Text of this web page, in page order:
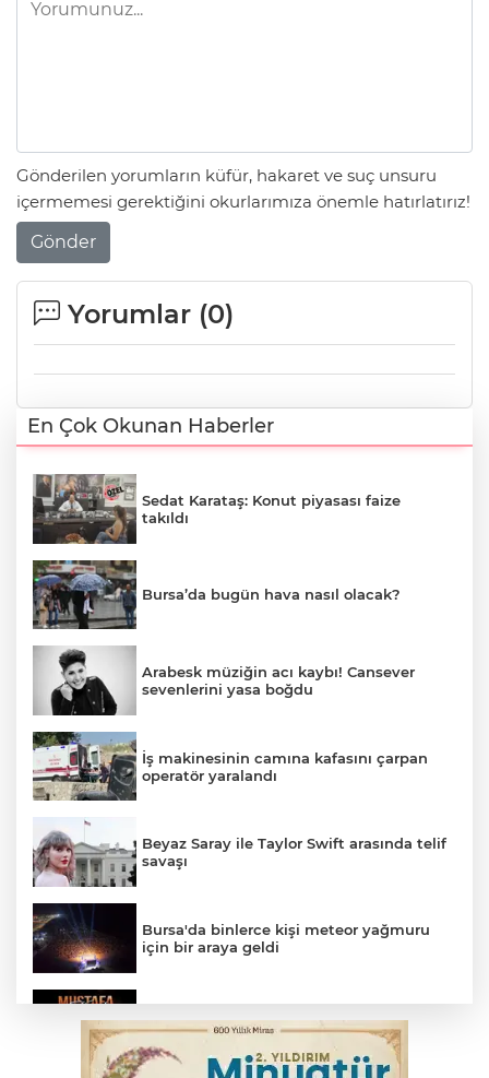
Gönderilen yorumların küfür, hakaret ve suç unsuru
içermemesi gerektiğini okurlarımıza önemle hatırlatırız!
Gönder
Yorumlar (0)
En Çok Okunan Haberler
Sedat Karataş: Konut piyasası faize
takıldı
Bursa’da bugün hava nasıl olacak?
Arabesk müziğin acı kaybı! Cansever
sevenlerini yasa boğdu
İş makinesinin camına kafasını çarpan
operatör yaralandı
Beyaz Saray ile Taylor Swift arasında telif
savaşı
Bursa'da binlerce kişi meteor yağmuru
için bir araya geldi
kahkaha dolu gece